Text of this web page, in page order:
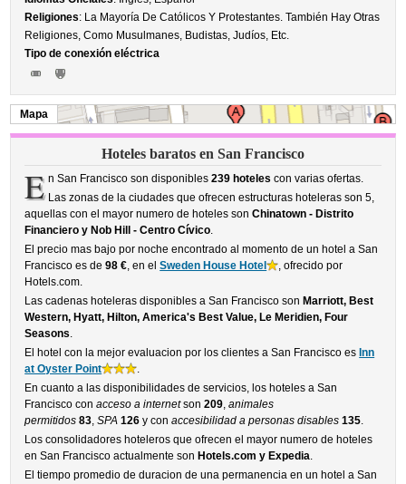
Religiones: La Mayoría De Católicos Y Protestantes. También Hay Otras
Religiones, Como Musulmanes, Budistas, Judíos, Etc.
Tipo de conexión eléctrica
Mapa
Hoteles baratos en San Francisco
E n San Francisco son disponibles 239 hoteles con varias ofertas.
Las zonas de la ciudades que ofrecen estructuras hoteleras son 5,
aquellas con el mayor numero de hoteles sonChinatown - Distrito
Financiero y Nob Hill - Centro Cívico.
El precio mas bajo por noche encontrado al momento de un hotel a San
Francisco es de98 €, en elSweden House Hotel
, ofrecido por
Hotels.com.
Las cadenas hoteleras disponibles a San Francisco son Marriott, Best
Western, Hyatt, Hilton, America's Best Value, Le Meridien, Four
Seasons.
El hotel con la mejor evaluacion por los clientes a San Francisco es Inn
at Oyster Point
.
En cuanto a las disponibilidades de servicios, los hoteles a San
Francisco conacceso a internetson209,animales
permitidos 83,SPA 126 y conaccesibilidad a personas disables 135.
Los consolidadores hoteleros que ofrecen el mayor numero de hoteles
en San Francisco actualmente son Hotels.com y Expedia.
El tiempo promedio de duracion de una permanencia en un hotel a San